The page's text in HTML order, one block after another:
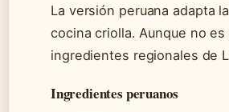
La versión peruana adapta
cocina criolla. Aunque no
ingredientes regionales de
Ingredientes peruanos